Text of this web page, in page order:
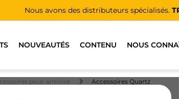
Nous avons des distributeurs spécialisés.
NOUVEAUTÉS CONTENU NOUS
pour armoire Accessoires Quartz